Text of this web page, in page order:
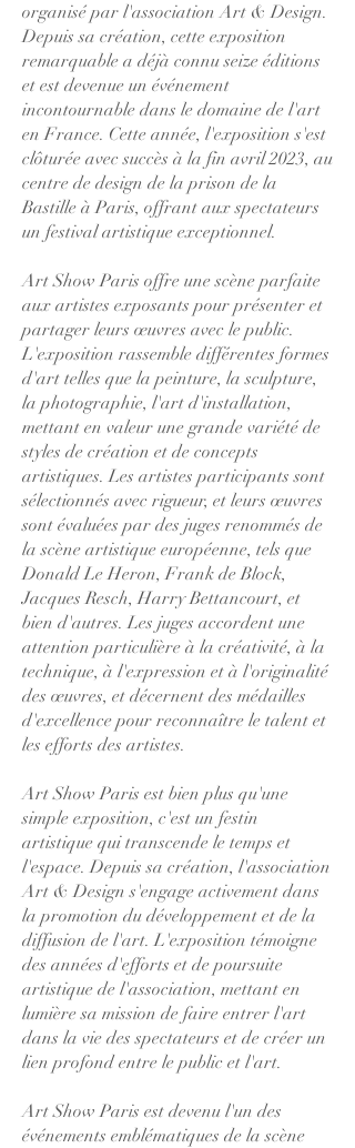
organisé par l'association Art & Design.
Depuis sa création, cette exposition
remarquable a déjà connu seize éditions
et est devenue un événement
incontournable dans le domaine de l'art
en France. Cette année, l'exposition s'est
clôturée avec succès à la fin avril 2023, au
centre de design de la prison de la
Bastille à Paris, offrant aux spectateurs
un festival artistique exceptionnel.
Art Show Paris offre une scène parfaite
aux artistes exposants pour présenter et
partager leurs œuvres avec le public.
L'exposition rassemble différentes formes
d'art telles que la peinture, la sculpture,
la photographie, l'art d'installation,
mettant en valeur une grande variété de
styles de création et de concepts
artistiques. Les artistes participants sont
sélectionnés avec rigueur, et leurs œuvres
sont évaluées par des juges renommés de
la scène artistique européenne, tels que
Donald Le Heron, Frank de Block,
Jacques Resch, Harry Bettancourt, et
bien d'autres. Les juges accordent une
attention particulière à la créativité, à la
technique, à l'expression et à l'originalité
des œuvres, et décernent des médailles
d'excellence pour reconnaître le talent et
les efforts des artistes.
Art Show Paris est bien plus qu'une
simple exposition, c'est un festin
artistique qui transcende le temps et
l'espace. Depuis sa création, l'association
Art & Design s'engage activement dans
la promotion du développement et de la
diffusion de l'art. L'exposition témoigne
des années d'efforts et de poursuite
artistique de l'association, mettant en
lumière sa mission de faire entrer l'art
dans la vie des spectateurs et de créer un
lien profond entre le public et l'art.
Art Show Paris est devenu l'un des
événements emblématiques de la scène